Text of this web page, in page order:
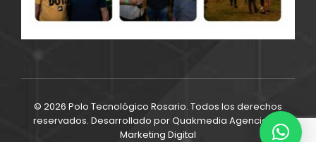
© 2026 Polo Tecnológico Rosario. Todos los derechos
reservados. Desarrollado porQuakmedia Agencia de
Marketing Digital